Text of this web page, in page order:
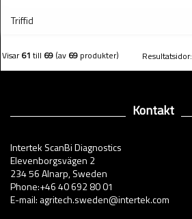
Triffid
Visar61 till 69 (av 69 produkter) Resultatsidor:
Kontakt
Intertek ScanBi Diagnostics
Elevenborgsvägen 2
234 56 Alnarp, Sweden
Phone:+46 40 692 80 01
E-mail: agritech.sweden@intertek.com